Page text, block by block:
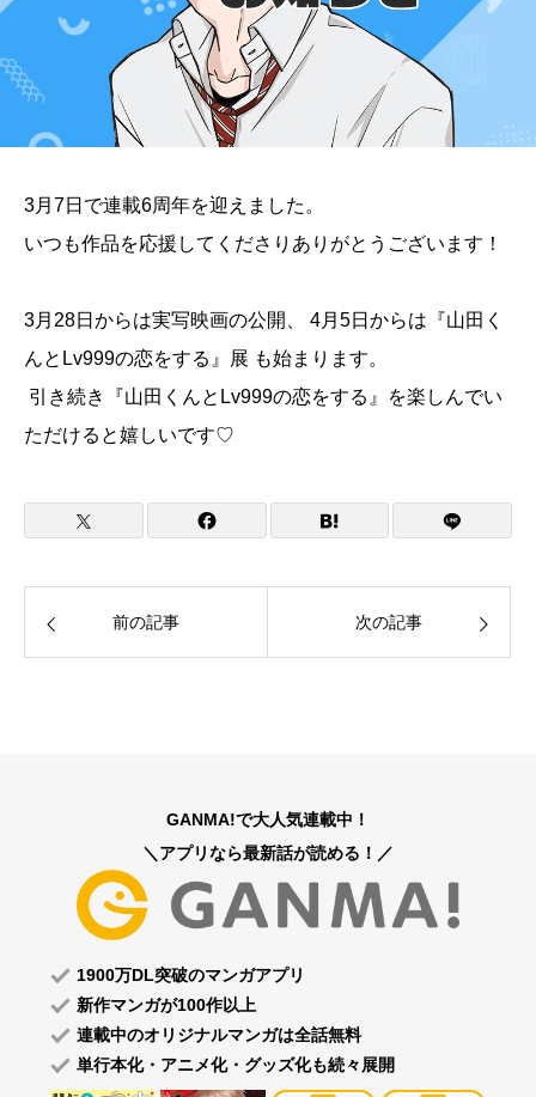
3月7日で連載6周年を迎えました。
いつも作品を応援してくださりありがとうございます！
3月28日からは実写映画の公開、 4月5日からは『山田く
んとLv999の恋をする』展 も始まります。
引き続き『山田くんとLv999の恋をする』を楽しんでい
ただけると嬉しいです♡
前の記事 次の記事
GANMA!で大人気連載中！
＼アプリなら最新話が読める！／
1900万DL突破のマンガアプリ
新作マンガが100作以上
連載中のオリジナルマンガは全話無料
単行本化・アニメ化・グッズ化も続々展開